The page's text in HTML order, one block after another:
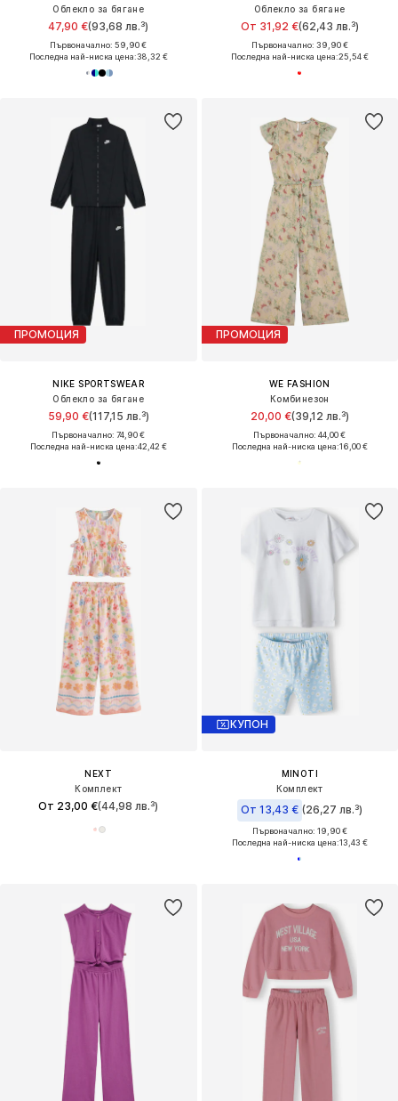
Облекло за бягане
47,90 €(93,68 лв.³)
Първоначално: 59,90 €
Последна най-ниска цена:38,32 €
Облекло за бягане
От 31,92 €(62,43 лв.³)
Първоначално: 39,90 €
Последна най-ниска цена:25,54 €
ПРОМОЦИЯ
NIKE SPORTSWEAR
Облекло за бягане
59,90 €(117,15 лв.³)
Първоначално: 74,90 €
Последна най-ниска цена:42,42 €
ПРОМОЦИЯ
WE FASHION
Комбинезон
20,00 €(39,12 лв.³)
Първоначално: 44,00 €
Последна най-ниска цена:16,00 €
NEXT
Комплект
От 23,00 €(44,98 лв.³)
КУПОН
MINOTI
Комплект
От 13,43 € (26,27 лв.³)
Първоначално: 19,90 €
Последна най-ниска цена:13,43 €